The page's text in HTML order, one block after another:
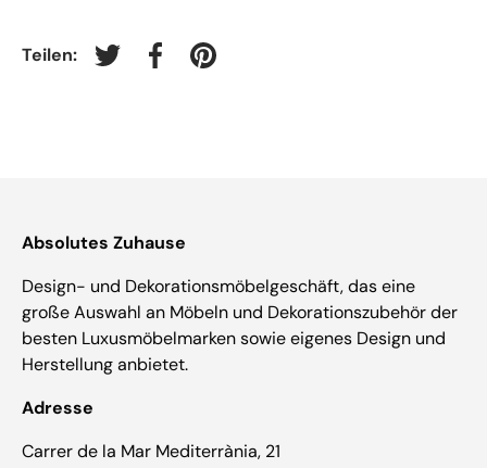
Teilen: Auf Twitter twittern
Auf Facebook teilen
Auf Pinterest pinnen
Absolutes Zuhause
Design- und Dekorationsmöbelgeschäft, das eine
große Auswahl an Möbeln und Dekorationszubehör der
besten Luxusmöbelmarken sowie eigenes Design und
Herstellung anbietet.
Adresse
Carrer de la Mar Mediterrània, 21